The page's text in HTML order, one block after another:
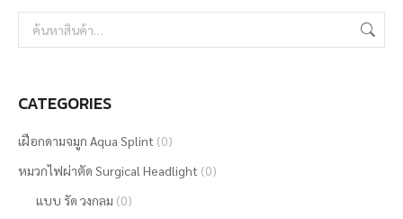
the
CATEGORIES
เฝือกดามจมูก Aqua Splint (0)
หมวกไฟผ่าตัด Surgical Headlight (0)
แบบ รัด วงกลม (0)